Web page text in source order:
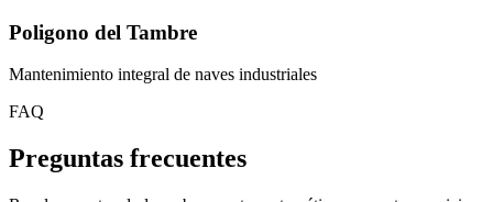
Poligono del Tambre
Mantenimiento integral de naves industriales
FAQ
Preguntas frecuentes